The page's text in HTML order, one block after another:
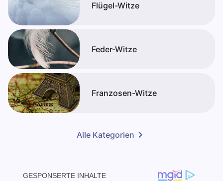
Flügel-Witze
Feder-Witze
Franzosen-Witze
Alle Kategorien